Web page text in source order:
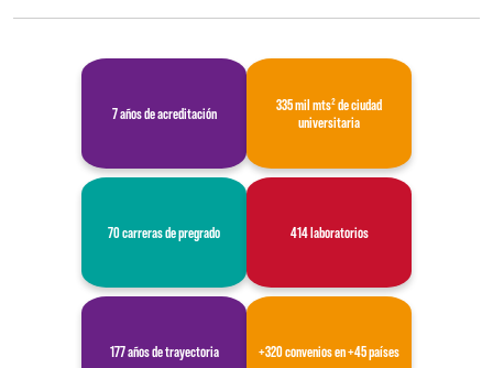
7 años de acreditación
335 mil mts² de ciudad
universitaria
70 carreras de pregrado 414 laboratorios
177 años de trayectoria +320 convenios en +45 países